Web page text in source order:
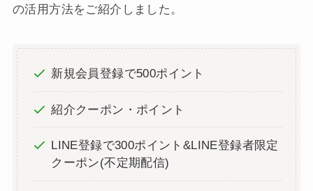
の活用方法をご紹介しました。
新規会員登録で500ポイント
紹介クーポン・ポイント
LINE登録で300ポイント&LINE登録者限定
クーポン(不定期配信)